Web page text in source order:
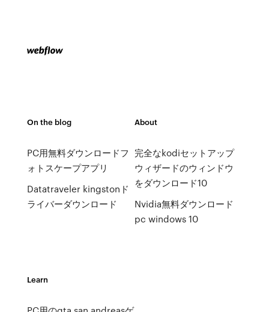
On the blog
PC用無料ダウンロードフ
ォトスケープアプリ
Datatraveler kingstonド
ライバーダウンロード
About
完全なkodiセットアップ
ウィザードのウィンドウ
をダウンロード10
Nvidia無料ダウンロード
pc windows 10
Learn